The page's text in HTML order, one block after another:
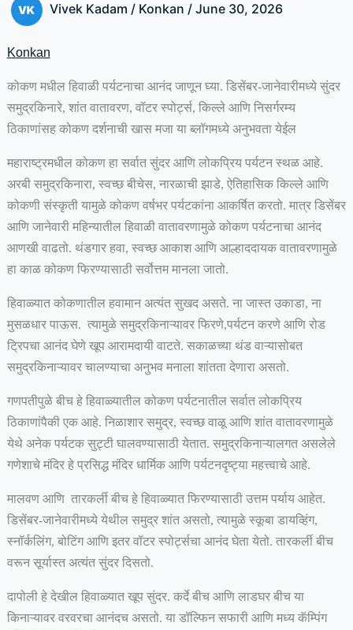
Vivek Kadam / Konkan / June 30, 2026
Konkan
कोकण मधील हिवाळी पर्यटनाचा आनंद जाणून घ्या. डिसेंबर-जानेवारीमध्ये सुंदर
समुद्रकिनारे, शांत वातावरण, वॉटर स्पोर्ट्स, किल्ले आणि निसर्गरम्य
ठिकाणांसह कोकण दर्शनाची खास मजा या ब्लॉगमध्ये अनुभवता येईल
महाराष्ट्रमधील कोकण हा सर्वात सुंदर आणि लोकप्रिय पर्यटन स्थळ आहे.
अरबी समुद्रकिनारा, स्वच्छ बीचेस, नारळाची झाडे, ऐतिहासिक किल्ले आणि
कोकणी संस्कृती यामुळे कोकण वर्षभर पर्यटकांना आकर्षित करतो. मात्र डिसेंबर
आणि जानेवारी महिन्यातील हिवाळी वातावरणामुळे कोकण पर्यटनाचा आनंद
आणखी वाढतो. थंडगार हवा, स्वच्छ आकाश आणि आल्हाददायक वातावरणामुळे
हा काळ कोकण फिरण्यासाठी सर्वोत्तम मानला जातो.
हिवाळ्यात कोकणातील हवामान अत्यंत सुखद असते. ना जास्त उकाडा, ना
मुसळधार पाऊस. त्यामुळे समुद्रकिनाऱ्यावर फिरणे,पर्यटन करणे आणि रोड
ट्रिपचा आनंद घेणे खूप आरामदायी वाटते. सकाळच्या थंड वाऱ्यासोबत
समुद्रकिनाऱ्यावर चालण्याचा अनुभव मनाला शांतता देणारा असतो.
गणपतीपुळे बीच हे हिवाळ्यातील कोकण पर्यटनातील सर्वात लोकप्रिय
ठिकाणांपैकी एक आहे. निळाशार समुद्र, स्वच्छ वाळू आणि शांत वातावरणामुळे
येथे अनेक पर्यटक सुट्टी घालवण्यासाठी येतात. समुद्रकिनाऱ्यालगत असलेले
गणेशाचे मंदिर हे प्रसिद्ध मंदिर धार्मिक आणि पर्यटनदृष्ट्या महत्त्वाचे आहे.
मालवण आणि तारकर्ली बीच हे हिवाळ्यात फिरण्यासाठी उत्तम पर्याय आहेत.
डिसेंबर-जानेवारीमध्ये येथील समुद्र शांत असतो, त्यामुळे स्कूबा डायव्हिंग,
स्नॉर्कलिंग, बोटिंग आणि इतर वॉटर स्पोर्ट्सचा आनंद घेता येतो. तारकर्ली बीच
वरून सूर्यास्त अत्यंत सुंदर दिसतो.
दापोली हे देखील हिवाळ्यात खूप सुंदर. कर्दे बीच आणि लाडघर बीच या
किनाऱ्यावर वरवरचा आनंदच असतो. या डॉल्फिन सफारी आणि मध्य कॅम्पिंग